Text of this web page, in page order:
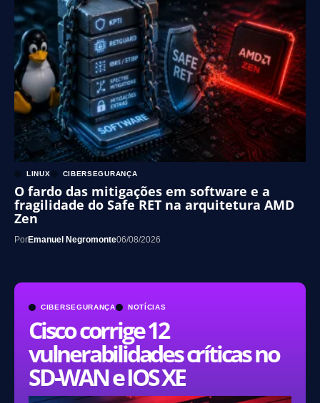
CIBERSEGURANÇA NOTÍCIAS
Cisco corrige 12
vulnerabilidades críticas no
SD-WAN e IOS XE
LINUX CIBERSEGURANÇA
O fardo das mitigações em software e a
fragilidade do Safe RET na arquitetura AMD
Zen
PorEmanuel Negromonte06/08/2026